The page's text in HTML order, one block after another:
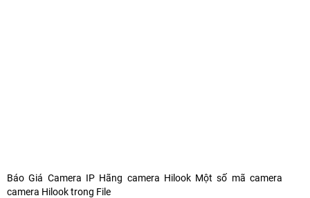
Báo Giá Camera IP Hãng camera Hilook Một số mã camera
camera Hilook trong File